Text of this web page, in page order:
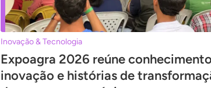
Inovação & Tecnologia
Expoagra 2026 reúne
inovação e histórias de